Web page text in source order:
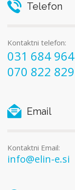
Telefon
Kontaktni telefon:
031 684 964
070 822 829
Email
Kontaktni Email:
info@elin-e.si